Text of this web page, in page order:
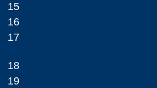
15
16
17
18
19